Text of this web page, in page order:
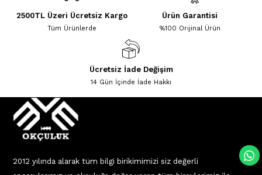
2500TL Üzeri Ücretsiz Kargo
Tüm Ürünlerde
Ürün Garantisi
%100 Orijinal Ürün
Ücretsiz İade Değişim
14 Gün İçinde İade Hakkı
2012 yılında alarak tüm bilgi birikimimizi siz değerli